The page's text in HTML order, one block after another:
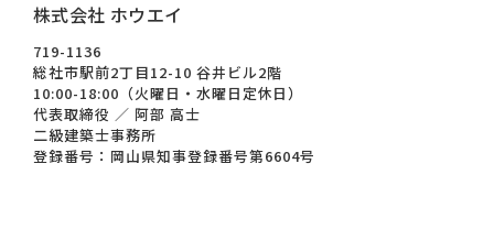
株式会社 ホウエイ
719-1136
総社市駅前2丁目12-10 谷井ビル2階
10:00-18:00（火曜日・水曜日定休日）
代表取締役 ／ 阿部 高士
二級建築士事務所
登録番号：岡山県知事登録番号第6604号